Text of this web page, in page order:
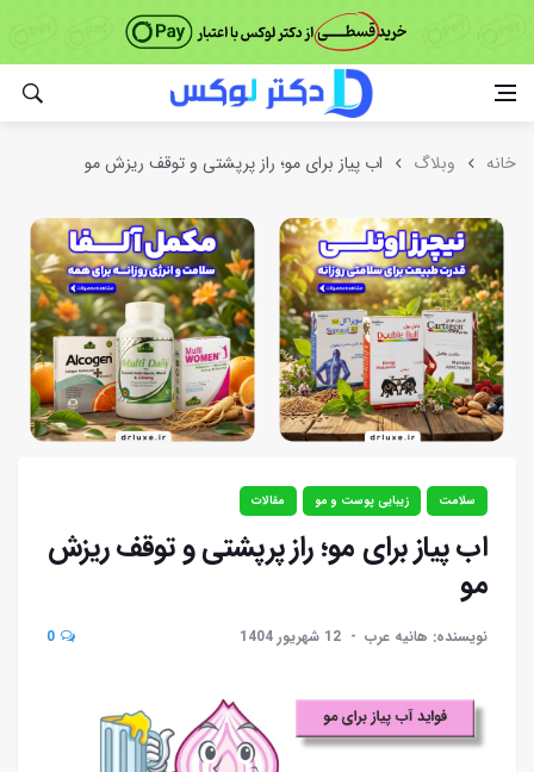
خانه وبلاگ اب پیاز برای مو؛ راز پرپشتی و توقف ریزش مو
سلامت زیبایی پوست و مو مقالات
اب پیاز برای مو؛ راز پرپشتی و توقف ریزش
مو
نویسنده: هانیه عرب 12 شهریور 1404 0